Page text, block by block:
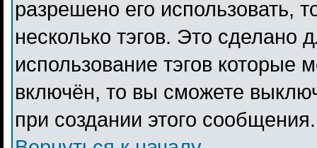
разрешено его использовать,
несколько тэгов. Это сделано
использование тэгов которые
включён, то вы сможете
при создании этого сообщения.